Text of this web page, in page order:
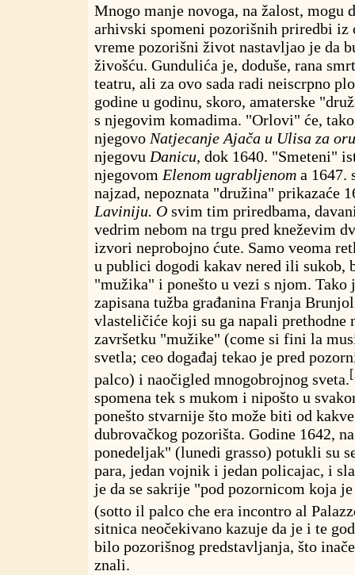
Mnogo manje novoga, na žalost, mogu
arhivski spomeni pozorišnih priredbi iz
vreme pozorišni život nastavljao je da
živošću. Gundulića je, doduše, rana
teatru, ali za ovo sada radi neiscrpno
godine u godinu, skoro, amaterske
s njegovim komadima. "Orlovi" će,
njegovo Natjecanje Ajača u Ulisa za
njegovu Danicu, dok 1640. "Smeteni"
njegovom Elenom ugrabljenom a 1647.
najzad, nepoznata "družina" prikazaće
Laviniju. O svim tim priredbama,
vedrim nebom na trgu pred kneževim
izvori neprobojno ćute. Samo veoma
u publici dogodi kakav nered ili sukob,
"mužika" i ponešto u vezi s njom. Tako
zapisana tužba građanina Franja
vlasteličiće koji su ga napali prethodne
završetku "mužike" (come si fini la
svetla; ceo događaj tekao je pred
palco) i naočigled mnogobrojnog sveta.
spomena tek s mukom i nipošto u
ponešto stvarnije što može biti od
dubrovačkog pozorišta. Godine 1642,
ponedeljak" (lunedi grasso) potukli su
para, jedan vojnik i jedan policajac, i
je da se sakrije "pod pozornicom koja
(sotto il palco che era incontro al
sitnica neočekivano kazuje da je i te
bilo pozorišnog predstavljanja, što
znali.